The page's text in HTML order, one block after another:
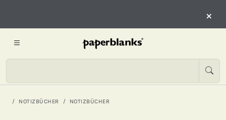
×
NOTIZBÜCHER NOTIZBÜCHER